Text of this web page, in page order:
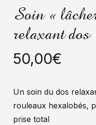
Soin «
relaxant
50,00€
Un soin du dos
rouleaux hexalobés,
prise total